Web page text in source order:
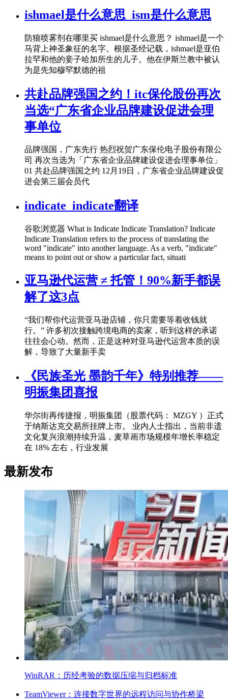
ishmael是什么意思_ism是什么意思
防狼喷雾剂在哪里买 ishmael是什么意思？ ishmael是一个
马背上神圣象征的名字。根据圣经记载，ishmael是亚伯
拉罕和他的妾子哈加所生的儿子。他在伊斯兰教中被认
为是先知穆罕默德的祖
共赴品牌强国之约！itc保伦股份再次
当选“广东省企业品牌建设促进会理
事单位
品牌强国，广东先行 热烈祝贺广东保伦电子股份有限公
司 再次当选为「广东省企业品牌建设促进会理事单位」
01 共赴品牌强国之约 12月19日，广东省企业品牌建设促
进会第三届会员代
indicate_indicate翻译
谷歌浏览器 What is Indicate Indicate Translation? Indicate
Indicate Translation refers to the process of translating the
word "indicate" into another language. As a verb, "indicate"
means to point out or show a particular fact, situati
亚马逊代运营 ≠ 托管！90%新手都误
解了这3点
“我们帮你代运营亚马逊店铺，你只需要等着收钱就
行。” 许多初次接触跨境电商的卖家，听到这样的承诺
往往会心动。然而，正是这种对亚马逊代运营本质的误
解，导致了大量新手卖
《民族圣光 墨韵千年》特别推荐——
明振集团喜报
华尔街再传捷报，明振集团（股票代码： MZGY ）正式
于纳斯达克交易所挂牌上市。 业内人士指出，当前非遗
文化复兴浪潮持续升温，麦草画市场规模年增长率稳定
在 18% 左右，行业发展
最新发布
WinRAR：历经考验的数据压缩与归档标准
TeamViewer：连接数字世界的远程访问与协作桥梁